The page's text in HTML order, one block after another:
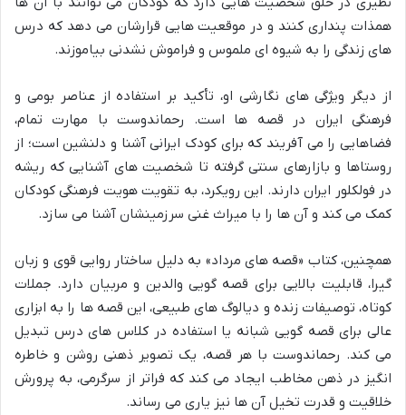
همذات پنداری کنند و در موقعیت هایی قرارشان می دهد که درس
های زندگی را به شیوه ای ملموس و فراموش نشدنی بیاموزند.
از دیگر ویژگی های نگارشی او، تأکید بر استفاده از عناصر بومی و
فرهنگی ایران در قصه ها است. رحماندوست با مهارت تمام،
فضاهایی را می آفریند که برای کودک ایرانی آشنا و دلنشین است؛ از
روستاها و بازارهای سنتی گرفته تا شخصیت های آشنایی که ریشه
در فولکلور ایران دارند. این رویکرد، به تقویت هویت فرهنگی کودکان
کمک می کند و آن ها را با میراث غنی سرزمینشان آشنا می سازد.
همچنین، کتاب «قصه های مرداد» به دلیل ساختار روایی قوی و زبان
گیرا، قابلیت بالایی برای قصه گویی والدین و مربیان دارد. جملات
کوتاه، توصیفات زنده و دیالوگ های طبیعی، این قصه ها را به ابزاری
عالی برای قصه گویی شبانه یا استفاده در کلاس های درس تبدیل
می کند. رحماندوست با هر قصه، یک تصویر ذهنی روشن و خاطره
انگیز در ذهن مخاطب ایجاد می کند که فراتر از سرگرمی، به پرورش
خلاقیت و قدرت تخیل آن ها نیز یاری می رساند.